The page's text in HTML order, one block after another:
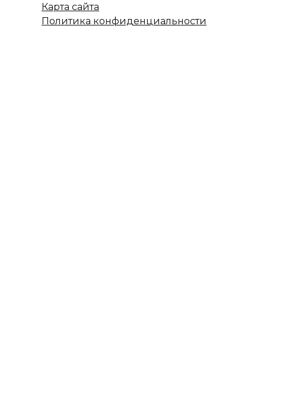
Карта сайта
Политика конфиденциальности